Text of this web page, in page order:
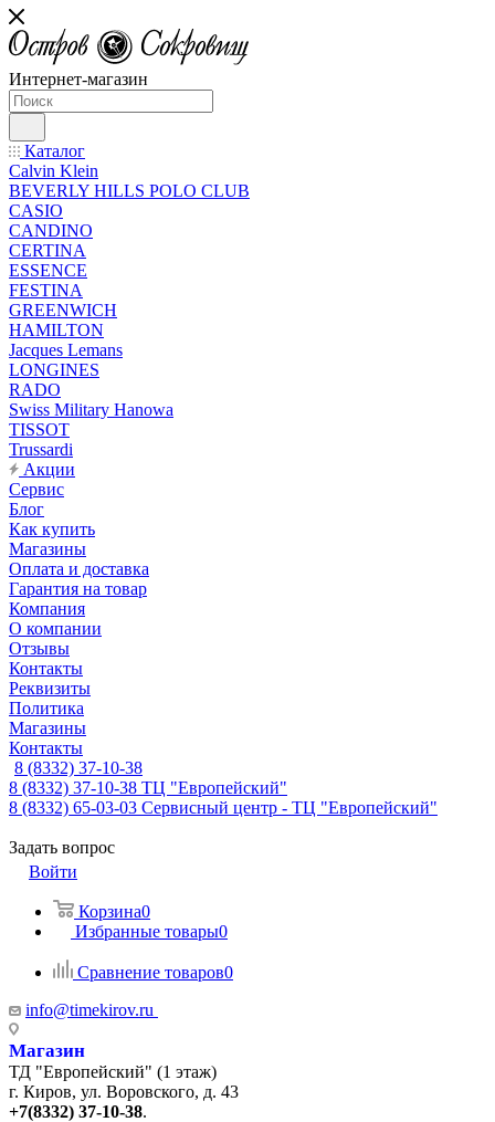
Интернет-магазин
Каталог
Calvin Klein
BEVERLY HILLS POLO CLUB
CASIO
CANDINO
CERTINA
ESSENCE
FESTINA
GREENWICH
HAMILTON
Jacques Lemans
LONGINES
RADO
Swiss Military Hanowa
TISSOT
Trussardi
Акции
Сервис
Блог
Как купить
Магазины
Оплата и доставка
Гарантия на товар
Компания
О компании
Отзывы
Контакты
Реквизиты
Политика
Магазины
Контакты
8 (8332) 37-10-38
8 (8332) 37-10-38 ТЦ "Европейский"
8 (8332) 65-03-03 Сервисный центр - ТЦ "Европейский"
Задать вопрос
Войти
Корзина0
Избранные товары0
Сравнение товаров0
info@timekirov.ru
Магазин
ТД "Европейский" (1 этаж)
г. Киров, ул. Воровского, д. 43
+7(8332) 37-10-38.